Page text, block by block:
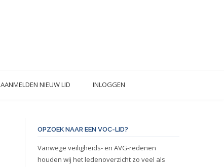
AANMELDEN NIEUW LID INLOGGEN
OPZOEK NAAR EEN VOC-LID?
Vanwege veiligheids- en AVG-redenen
houden wij het ledenoverzicht zo veel als